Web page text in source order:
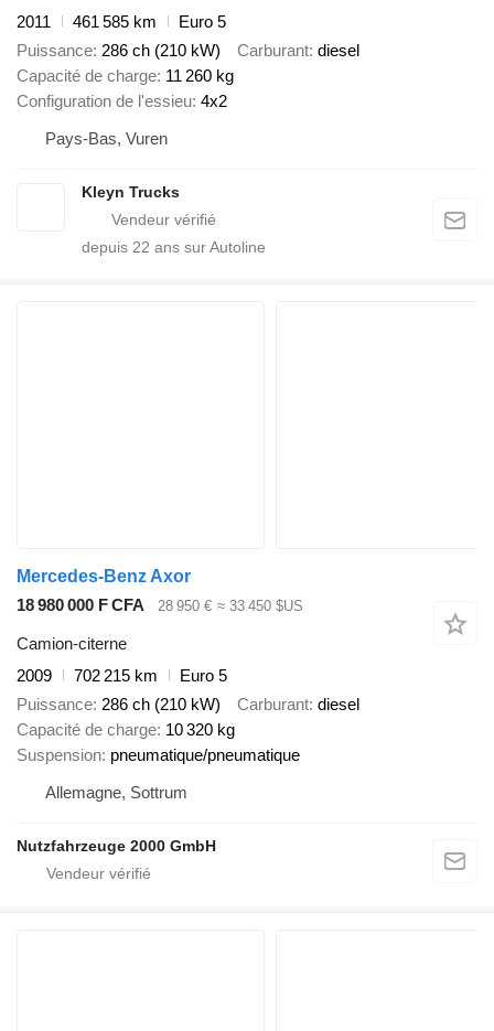
2011
461 585 km
Euro 5
Puissance 286 ch (210 kW) Carburant diesel
Capacité de charge 11 260 kg
Configuration de l'essieu 4x2
Pays-Bas, Vuren
Kleyn Trucks
depuis 22 ans sur Autoline
Mercedes-Benz Axor
18 980 000 F CFA
28 950 € ≈ 33 450 $US
Camion-citerne
2009
702 215 km
Euro 5
Puissance 286 ch (210 kW) Carburant diesel
Capacité de charge 10 320 kg
Suspension pneumatique/pneumatique
Allemagne, Sottrum
Nutzfahrzeuge 2000 GmbH